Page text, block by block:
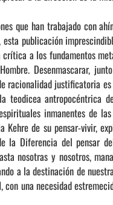
que han trabajado con
publicación
a los fundamentos
Desenmascarar,
racionalidad justificatoria
teodicea antropocéntrica
inmanentes de
Kehre de su pensar-vivir,
la Diferencia del pensar
nosotras y nosotros,
a la destinación de
una necesidad